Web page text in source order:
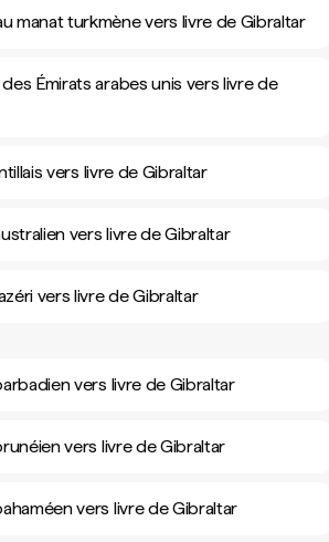
manat turkmène vers livre de Gibraltar
Émirats arabes unis vers livre de
vers livre de Gibraltar
vers livre de Gibraltar
vers livre de Gibraltar
vers livre de Gibraltar
vers livre de Gibraltar
vers livre de Gibraltar